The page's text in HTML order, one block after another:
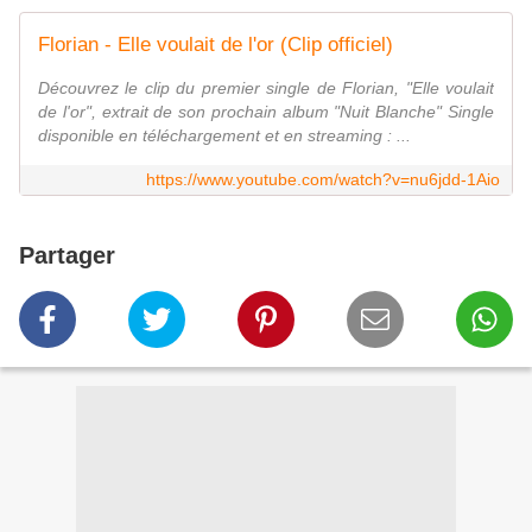
Florian - Elle voulait de l'or (Clip officiel)
Découvrez le clip du premier single de Florian, "Elle voulait
de l'or", extrait de son prochain album "Nuit Blanche" Single
disponible en téléchargement et en streaming : ...
https://www.youtube.com/watch?v=nu6jdd-1Aio
Partager